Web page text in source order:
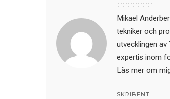
Mikael
tekniker och
utvecklingen av
expertis inom
Läs mer om
SKRIBENT